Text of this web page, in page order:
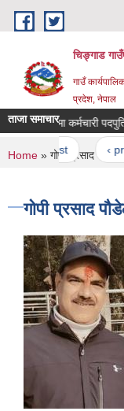
Skip to main content
चिङ्गाड
गाउँ
प्रदेश, नेपाल
ताजा समाचार
सेवा करारमा कर्मचारी पदपुर्ति
Pages ‹
You are
Home » गोपी प्रसाद पौडेल
गोपी प्रसाद